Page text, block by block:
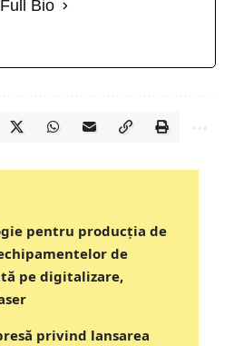
Bio
pentru producția de
de
pe digitalizare,
privind lansarea